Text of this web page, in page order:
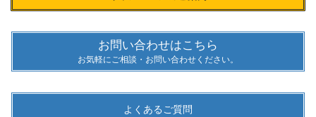
お問い合わせはこちら
お気軽にご相談・お問い合わせください。
よくあるご質問